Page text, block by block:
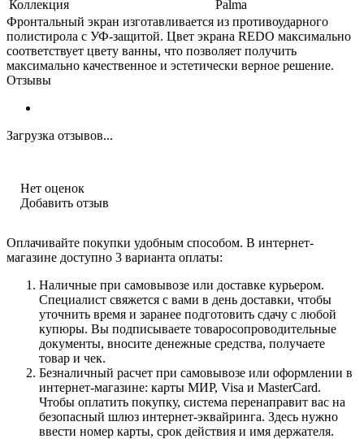
Коллекция
Palma
Фронтальный экран изготавливается из противоударного
полистирола с УФ-защитой. Цвет экрана REDO максимально
соответствует цвету ванны, что позволяет получить
максимально качественное и эстетически верное решение.
Отзывы
Загрузка отзывов...
Нет оценок
Добавить отзыв
Оплачивайте покупки удобным способом. В интернет-
магазине доступно 3 варианта оплаты:
Наличные при самовывозе или доставке курьером.
Специалист свяжется с вами в день доставки, чтобы
уточнить время и заранее подготовить сдачу с любой
купюры. Вы подписываете товаросопроводительные
документы, вносите денежные средства, получаете
товар и чек.
Безналичный расчет при самовывозе или оформлении в
интернет-магазине: карты МИР, Visa и MasterCard.
Чтобы оплатить покупку, система перенаправит вас на
безопасный шлюз интернет-эквайринга. Здесь нужно
ввести номер карты, срок действия и имя держателя.